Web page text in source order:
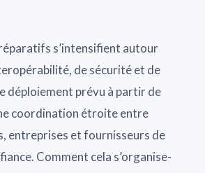
s’intensifient autour
de sécurité et de
déploiement prévu à partir de
coordination étroite entre
entreprises et fournisseurs de
Comment cela s’organise-